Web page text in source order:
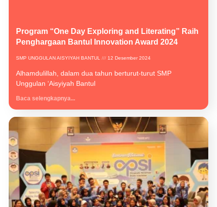
Program “One Day Exploring and Literating” Raih
Penghargaan Bantul Innovation Award 2024
SMP UNGGULAN AISYIYAH BANTUL 12 Desember 2024
Alhamdulillah, dalam dua tahun berturut-turut SMP
Unggulan ‘Aisyiyah Bantul
Baca selengkapnya...